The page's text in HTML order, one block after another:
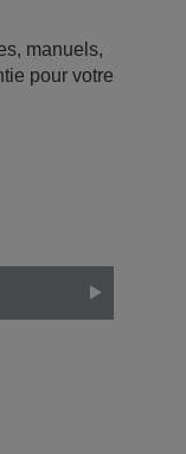
manuels,
pour votre